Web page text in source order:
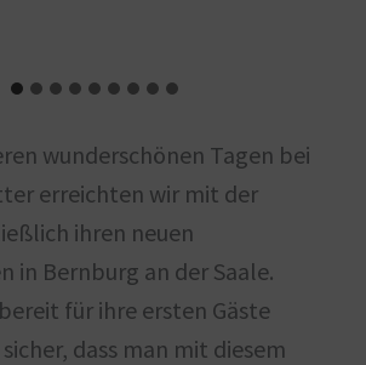
wunderschönen Tagen bei
erreichten wir mit der
ihren neuen
in Bernburg an der Saale.
für ihre ersten Gäste
dass man mit diesem